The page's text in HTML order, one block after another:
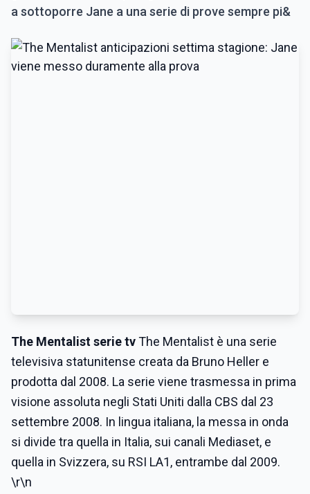
a sottoporre Jane a una serie di prove sempre pi&
The Mentalist serie tvThe Mentalist è una serie
televisiva statunitense creata da Bruno Heller e
prodotta dal 2008. La serie viene trasmessa in prima
visione assoluta negli Stati Uniti dalla CBS dal 23
settembre 2008. In lingua italiana, la messa in onda
si divide tra quella in Italia, sui canali Mediaset, e
quella in Svizzera, su RSI LA1, entrambe dal 2009.
\r\n